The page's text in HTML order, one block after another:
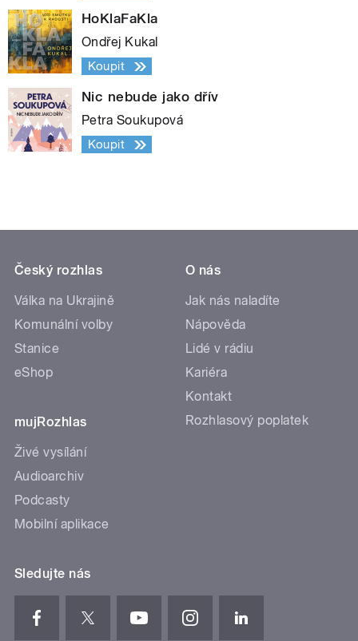
HoKlaFaKla
Ondřej Kukal
Koupit
Nic nebude jako dřív
Petra Soukupová
Koupit
Český rozhlas
Válka na Ukrajině
Komunální volby
Stanice
eShop
mujRozhlas
Živé vysílání
Audioarchiv
Podcasty
Mobilní aplikace
O nás
Jak nás naladíte
Nápověda
Lidé v rádiu
Kariéra
Kontakt
Rozhlasový poplatek
Sledujte nás